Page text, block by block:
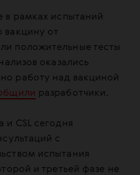
в рамках испытаний
вакцину от
положительные тесты
оказались
работу над вакциной
разработчики.
и CSL сегодня
с
испытания
и третьей фазе не